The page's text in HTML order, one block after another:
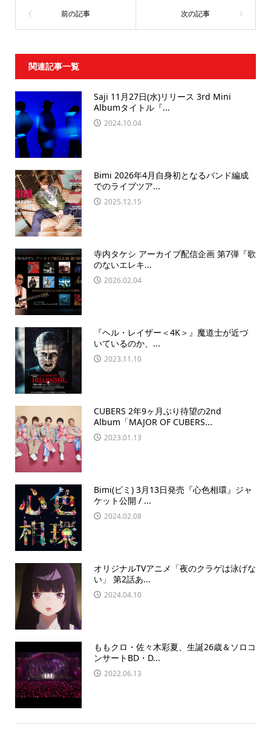
関連記事一覧
Saji 11月27日(水)リリース 3rd Mini
Albumタイトル『...
2024.10.04
Bimi 2026年4月自身初となるバンド編成
でのライブツア...
2025.12.15
寺内タケシ アーカイブ配信企画 第7弾『歌
のないエレキ...
2026.02.04
『ヘル・レイザー＜4K＞』魔道士が近づ
いているのか、...
2023.11.10
CUBERS 2年9ヶ月ぶり待望の2nd
Album「MAJOR OF CUBERS...
2023.01.13
Bimi(ビミ) 3月13日発売『心色相環』ジャ
ケット公開 / ...
2024.02.08
オリジナルTVアニメ「夜のクラゲは泳げな
い」 第2話あ...
2024.04.10
ももクロ・佐々木彩夏、生誕26歳＆ソロコ
ンサートBD・D...
2022.06.13